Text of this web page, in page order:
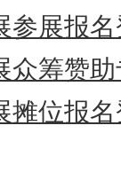
参展报
众筹赞
摊位报